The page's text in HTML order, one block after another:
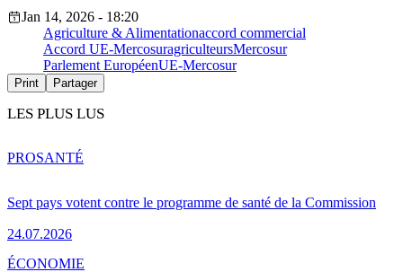
Jan 14, 2026 - 18:20
Agriculture & Alimentationaccord commercial
Accord UE-MercosuragriculteursMercosur
Parlement EuropéenUE-Mercosur
Print Partager
LES PLUS LUS
Sept pays votent contre le programme de santé de la Commission
24.07.2026
PROSANTÉ
ÉCONOMIE